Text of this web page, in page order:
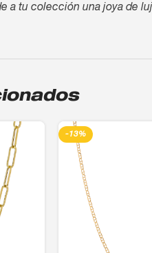
a tu colección una joya de
-13%